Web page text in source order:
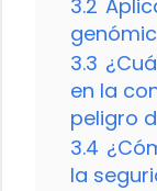
3.2
3.3
en la
peligro
3.4
la